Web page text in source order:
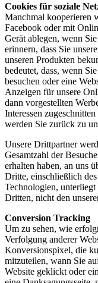
Cookies für soziale
Manchmal kooperieren
Facebook oder mit
Gerät ablegen, wenn
erinnern, dass Sie
unseren Produkten
bedeutet, dass, wenn
besuchen oder eine
Anzeigen für unsere
dann vorgestellten
Interessen
werden Sie zurück zu
Unsere Drittpartner
Gesamtzahl der
erhalten haben, an uns
Dritte, einschließlich
Technologien,
Dritten, nicht den
Conversion Tracking
Um zu sehen, wie
Verfolgung anderer
Konversionspixel, die
mitzuteilen, wann Sie
Website geklickt oder